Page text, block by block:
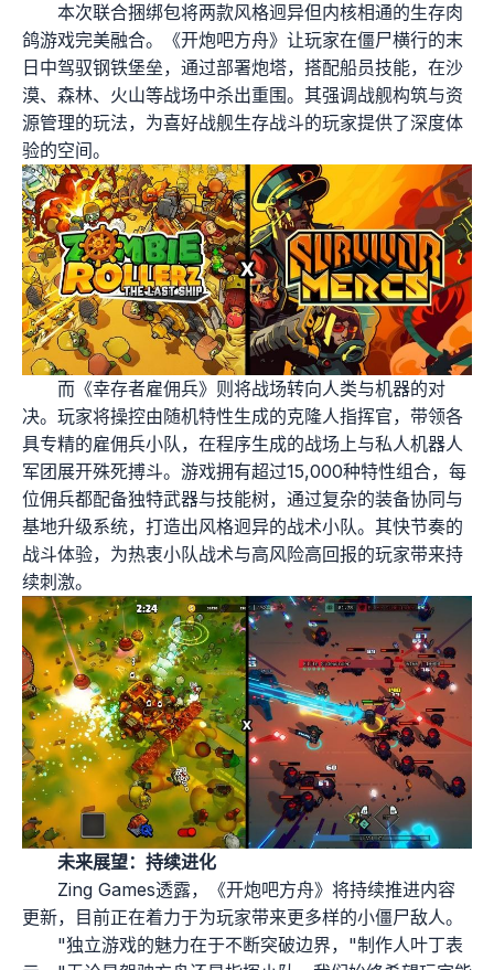
本次联合捆绑包将两款风格迥异但内核相通的生存肉
鸽游戏完美融合。《开炮吧方舟》让玩家在僵尸横行的末
日中驾驭钢铁堡垒，通过部署炮塔，搭配船员技能，在沙
漠、森林、火山等战场中杀出重围。其强调战舰构筑与资
源管理的玩法，为喜好战舰生存战斗的玩家提供了深度体
验的空间。
而《幸存者雇佣兵》则将战场转向人类与机器的对
决。玩家将操控由随机特性生成的克隆人指挥官，带领各
具专精的雇佣兵小队，在程序生成的战场上与私人机器人
军团展开殊死搏斗。游戏拥有超过15,000种特性组合，每
位佣兵都配备独特武器与技能树，通过复杂的装备协同与
基地升级系统，打造出风格迥异的战术小队。其快节奏的
战斗体验，为热衷小队战术与高风险高回报的玩家带来持
续刺激。
未来展望：持续进化
Zing Games透露，《开炮吧方舟》将持续推进内容
更新，目前正在着力于为玩家带来更多样的小僵尸敌人。
"独立游戏的魅力在于不断突破边界，"制作人叶丁表